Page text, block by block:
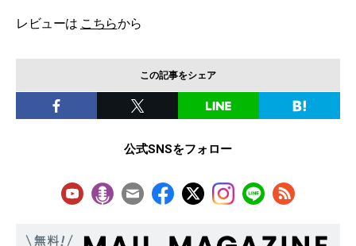
レビューは こちらから
この記事をシェア
公式SNSをフォロー